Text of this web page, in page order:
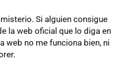
Si alguien consigue
la web oficial que lo diga en
web no me funciona bien, ni